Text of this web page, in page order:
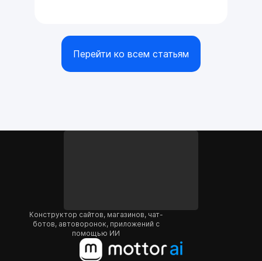
Перейти ко всем статьям
Конструктор сайтов, магазинов, чат-
ботов, автоворонок, приложений с
помощью ИИ